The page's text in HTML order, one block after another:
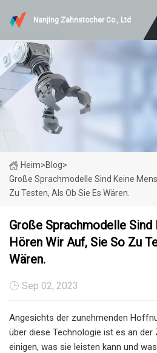
Nanjing Zahnstocher Co., Ltd
Heim>Blog>
Große Sprachmodelle Sind Keine
Zu Testen, Als Ob Sie Es Wären.
Große Sprachmodelle Sind
Hören Wir Auf, Sie So Zu
Wären.
Sep 02, 2023
Angesichts der zunehmenden
über diese Technologie ist es an der
einigen, was sie leisten kann und